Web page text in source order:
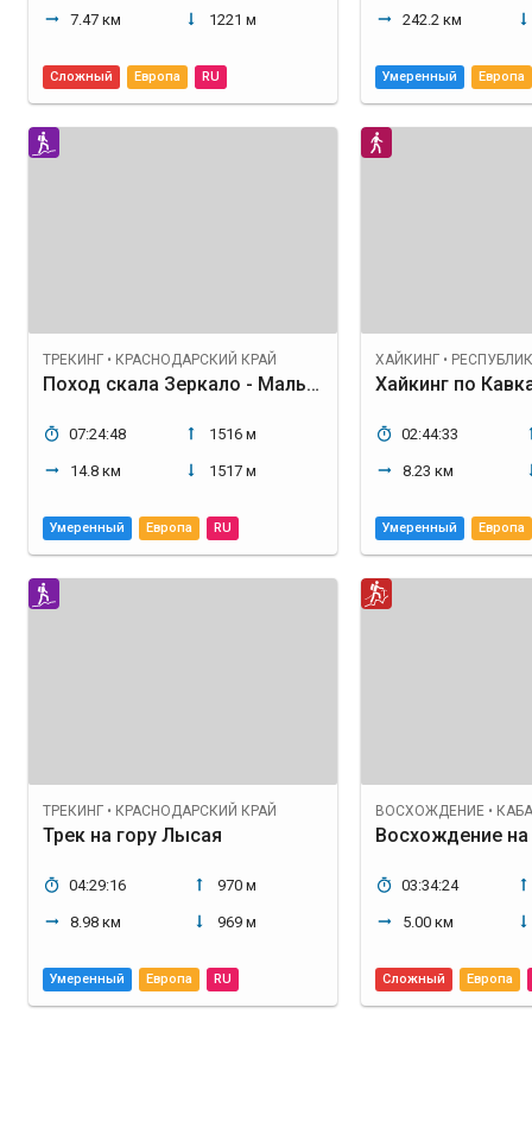
7.47 км 1221 м
Сложный Европа RU
242.2 км
Умеренный Европа
ТРЕКИНГ • КРАСНОДАРСКИЙ КРАЙ
Поход скала Зеркало - Мальцев водопад
07:24:48
14.8 км
1516 м
1517 м
Умеренный Европа RU
ХАЙКИНГ •
02:44:33
8.23 км
Умеренный Европа
ТРЕКИНГ • КРАСНОДАРСКИЙ КРАЙ
Трек на гору Лысая
04:29:16
8.98 км
970 м
969 м
Умеренный Европа RU
ВОСХОЖДЕНИЕ •
03:34:24
5.00 км
Сложный Европа